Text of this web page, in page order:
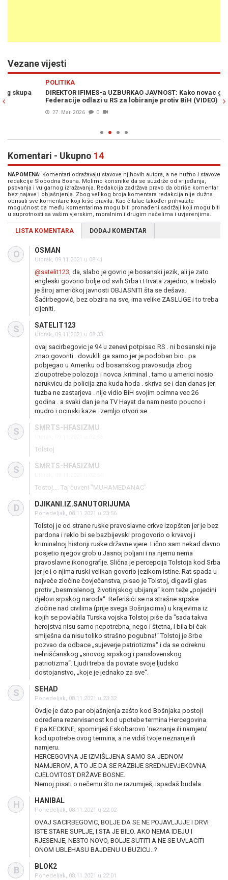
Vezane vijesti
DIREKTOR IFIMES-a UZBURKAO JAVNOST: Kako novac građana
Federacije odlazi u RS za lobiranje protiv BiH (VIDEO)
27. Mar. 2026
Komentari - Ukupno 14
NAPOMENA: Komentari odražavaju stavove njihovih autora, a ne nužno i stavove
redakcije Slobodna Bosna. Molimo korisnike da se suzdrže od vrijeđanja,
psovanja i vulgarnog izražavanja. Redakcija zadržava pravo da obriše komentar
bez najave i objašnjenja. Zbog velikog broja komentara redakcija nije dužna
obrisati sve komentare koji krše pravila. Kao čitalac također prihvatate
mogućnost da među komentarima mogu biti pronađeni sadržaji koji mogu biti
u suprotnosti sa vašim vjerskim, moralnim i drugim načelima i uvjerenjima.
LISTA KOMENTARA DODAJ KOMENTAR
O OSMAN
Utorak, 09.11.2021 u 08:41
@satelit123, da, slabo je govrio je bosanski jezik, ali je zato
engleski govorio bolje od svih Srba i Hrvata zajedno, a trebalo
je široj američkoj javnosti OBJASNITI šta se dešava.
Šaćirbegović, bez obzira na sve, ima velike ZASLUGE i to treba
cijeniti.
S SATELIT123
Utorak, 09.11.2021 u 08:33
ovaj sacirbegovic je 94 u zenevi potpisao RS . ni bosanski nije
znao govoriti . dovuklli ga samo jer je podoban bio . pa
pobjegao u Ameriku od bosanskog pravosudja zbog
zloupotrebe polozoja i novca .kriminal . tamo u americi nosio
narukvicu da policija zna kuda hoda . skriva se i dan danas jer
tuzba ne zastarjeva . nije vidio BiH svojim ocimna vec 26
godina . a svaki dan je na TV Hayat da nam nesto poucno i
mudro i ocinski kaze . zemljo otvori se .
S SMRTS-HFASIZMU
Tolstoj
S SMRTS-HFASIZMU
Tostoj.... Taj čuveni "MUHAMEDANAC"
D DJIKANI.IZ.SANUTORIJUMA
Ponedeljak, 08.11.2021 u 23:56
Tolstoj je od strane ruske pravoslavne crkve izopšten jer je bez
pardona i reklo bi se bazbijevski progovorio o krvavoj i
kriminalnoj historiji ruske državne vjere. Lično sam nekad davno
posjetio njegov grob u Jasnoj poljani i na njemu nema
pravoslavne ikonografije. Slična je percepcija Tolstoja kod Srba
jer je i o njima ruski velikan govorio jezikom istine. Rat spada u
najveće zločine čovječanstva, pisao je Tolstoj, digavši glas
protiv „besmislenog, životinjskog ubijanja“ kom teže „pojedini
djelovi srpskog naroda“. Referišići se na strašne srpske
zločine nad civilima (prije svega Bošnjacima) u krajevima iz
kojih se povlačila Turska vojska Tolstoj piše da "sada takva
herojstva nisu samo nepotrebna, nego i štetna, i bila bi čak
smiješna da nisu toliko strašno pogubna!“ Tolstoj je Srbe
pozvao da odbace „sujeverje patriotizma“ i da se odreknu
nehrišćanskog „sirovog srpskog i panslovenskog
patriotizma“. Ljudi treba da povrate svoje ljudsko
dostojanstvo, „koje je jednako za sve“.
S SEHAD
Ponedeljak, 08.11.2021 u 23:32
Ovdje je dato par objašnjenja zašto kod Bošnjaka postoji
određena rezervisanost kod upotebe termina Hercegovina.
E pa KECKINE, spominješ Eskobarovo 'neznanje ili namjeru'
kod upotrebe ovog termina, a ne vidiš tvoje neznanje ili
namjeru.
HERCEGOVINA JE IZMIŠLJENA SAMO SA JEDNOM
NAMJEROM, A TO JE DA SE RAZBIJE SREDNJEVJEKOVNA
CJELOVITOST DRŽAVE BOSNE.
Nemoj pisati o nečemu što ne razumiješ, ispadaš budala.
H HANIBAL
Ponedeljak, 08.11.2021 u 22:02
OVAJ SACIRBEGOVIC, BOLJE DA SE NE POJAVLJUJE I DRVI
ISTE STARE SUPLJE, I STA JE BILO. AKO NEMA IDEJU I
RJESENJE, NESTO NOVO, BOLJE SUTITI A NE SE UVLACITI
ONOM UBLEHASU BAJDENU U BUZICU..?
B BLOK2
Ponedeljak, 08.11.2021 u 22:01